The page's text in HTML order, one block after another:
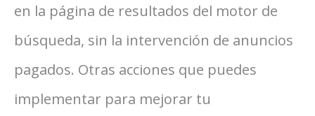
en la página de resultados del motor de
búsqueda, sin la intervención de anuncios
pagados. Otras acciones que puedes
implementar para mejorar tu